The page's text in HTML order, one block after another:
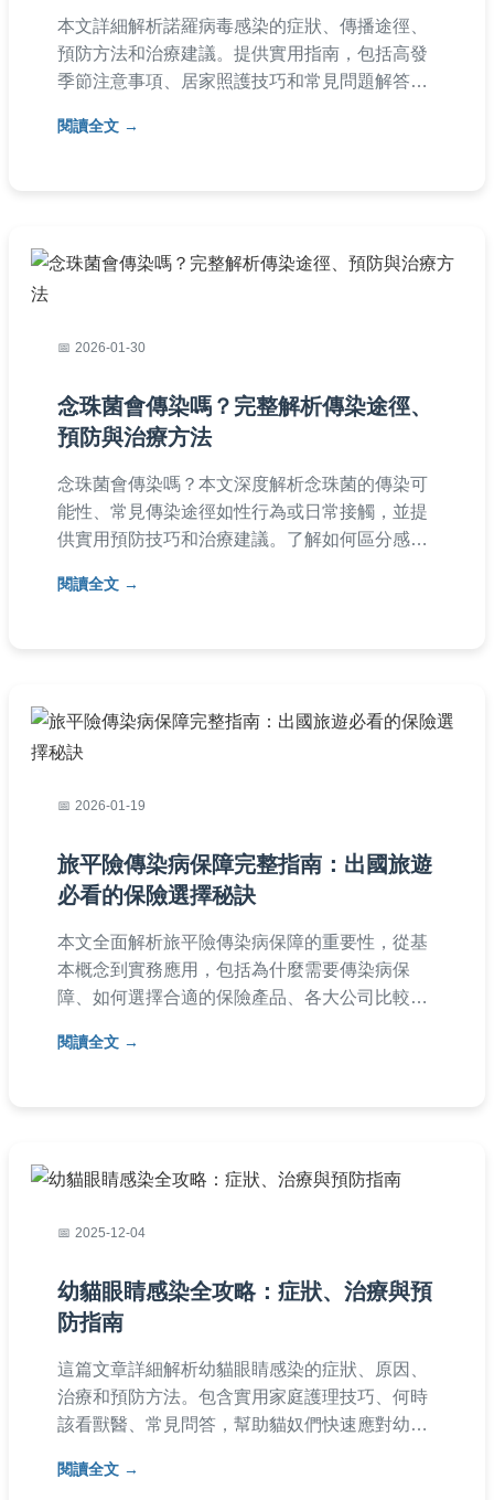
本文詳細解析諾羅病毒感染的症狀、傳播途徑、
預防方法和治療建議。提供實用指南，包括高發
季節注意事項、居家照護技巧和常見問題解答，
內容基於醫學知識，適合台灣讀者參考。
閱讀全文
2026-01-30
念珠菌會傳染嗎？完整解析傳染途徑、
預防與治療方法
念珠菌會傳染嗎？本文深度解析念珠菌的傳染可
能性、常見傳染途徑如性行為或日常接觸，並提
供實用預防技巧和治療建議。了解如何區分感染
保護自己和家人健康。
閱讀全文
2026-01-19
旅平險傳染病保障完整指南：出國旅遊
必看的保險選擇秘訣
本文全面解析旅平險傳染病保障的重要性，從基
本概念到實務應用，包括為什麼需要傳染病保
障、如何選擇合適的保險產品、各大公司比較
答。內容針對旅遊者在決策前、中、後期的需
閱讀全文
2025-12-04
幼貓眼睛感染全攻略：症狀、治療與預
防指南
這篇文章詳細解析幼貓眼睛感染的症狀、原因、
治療和預防方法。包含實用家庭護理技巧、何時
該看獸醫、常見問答，幫助貓奴們快速應對幼貓
知識，提供深度分析和實用建議。
閱讀全文